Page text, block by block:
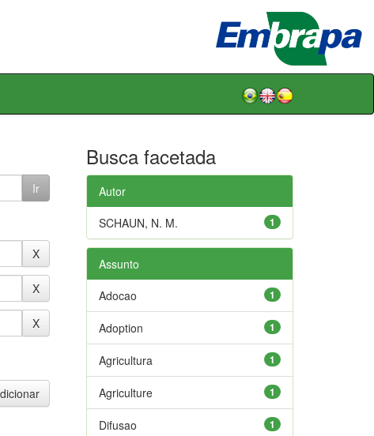
Busca facetada
Autor
1
SCHAUN, N. M.
Assunto
1
Adocao
1
Adoption
1
Agricultura
1
Agriculture
1
Difusao